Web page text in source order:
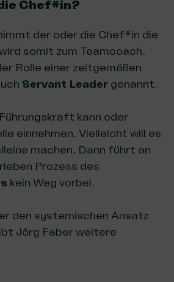
Chef*in?
der oder die Chef*in die
somit zum Teamcoach.
Rolle einer zeitgemäßen
Servant Leader genannt.
kann oder
einnehmen. Vielleicht will es
machen. Dann führt an
Prozess des
kein Weg vorbei.
den systemischen Ansatz
Jörg Faber weitere